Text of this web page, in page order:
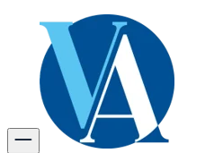
Explore Tudo
Últimas Notícias
Previsão do Tempo
Dia a Dia & Lazer
Gastronomia
Cinema & Shows